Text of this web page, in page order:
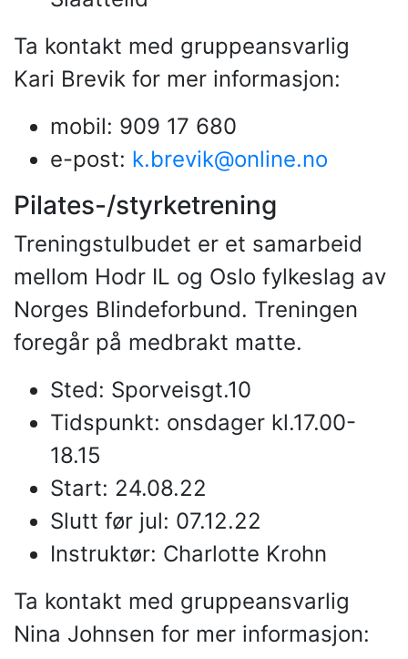
Ta kontakt med gruppeansvarlig
Kari Brevik for mer informasjon:
mobil: 909 17 680
e-post: k.brevik@online.no
Pilates-/styrketrening
Treningstulbudet er et samarbeid
mellom Hodr IL og Oslo fylkeslag av
Norges Blindeforbund. Treningen
foregår på medbrakt matte.
Sted: Sporveisgt.10
Tidspunkt: onsdager kl.17.00-
18.15
Start: 24.08.22
Slutt før jul: 07.12.22
Instruktør: Charlotte Krohn
Ta kontakt med gruppeansvarlig
Nina Johnsen for mer informasjon: